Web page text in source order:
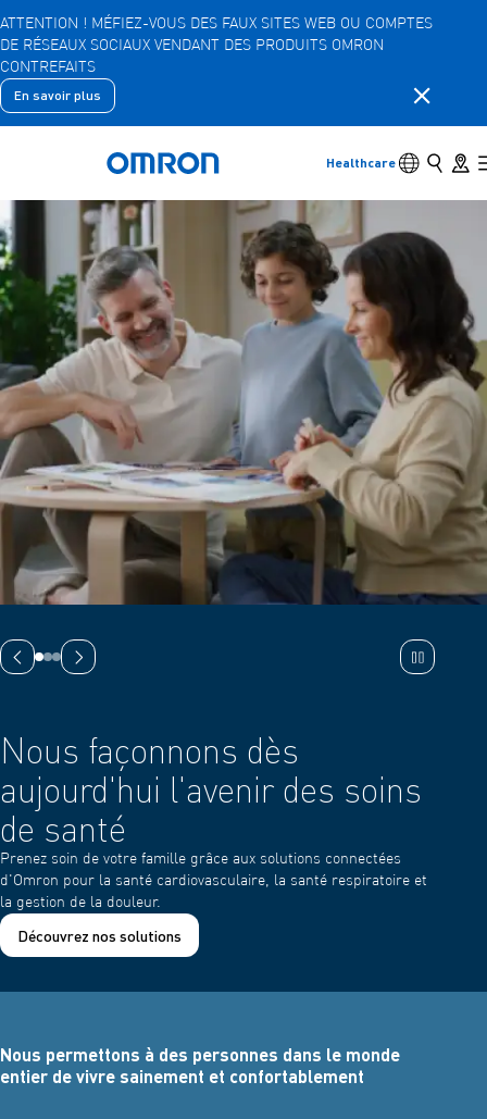
Skip
to
main
content
ATTENTION ! MÉFIEZ-VOUS DES FAUX SITES WEB OU COMPTES
DE RÉSEAUX SOCIAUX VENDANT DES PRODUITS OMRON
CONTREFAITS
En savoir plus Fermer
Retour à l'accueil
Healthcare
Retour
Retourner au menu précédent
Produits
Voir les éléments du menu sous-jacent
Accessoires
Voir les éléments du menu sous-jacent
Nous façonnons dès
aujourd'hui l'avenir des soins
de santé
Prenez soin de votre famille grâce aux solutions connectées
d'Omron pour la santé cardiovasculaire, la santé respiratoire et
la gestion de la douleur.
Découvrez nos solutions
Diapositive précédente
Diapositive suivante
Nous permettons à des personnes dans le monde
entier de vivre sainement et confortablement